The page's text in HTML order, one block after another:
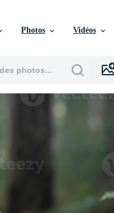
Photos Vidéos